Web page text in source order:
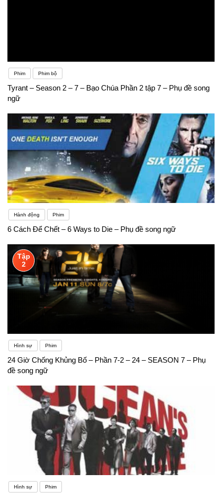
Phim Phim bộ
Tyrant – Season 2 – 7 – Bạo Chúa Phần 2 tập 7 – Phụ đề song
ngữ
Hành động Phim
6 Cách Để Chết – 6 Ways to Die – Phụ đề song ngữ
Tập
2
Hình sự Phim
24 Giờ Chống Khủng Bố – Phần 7-2 – 24 – SEASON 7 – Phụ
đề song ngữ
Hình sự Phim